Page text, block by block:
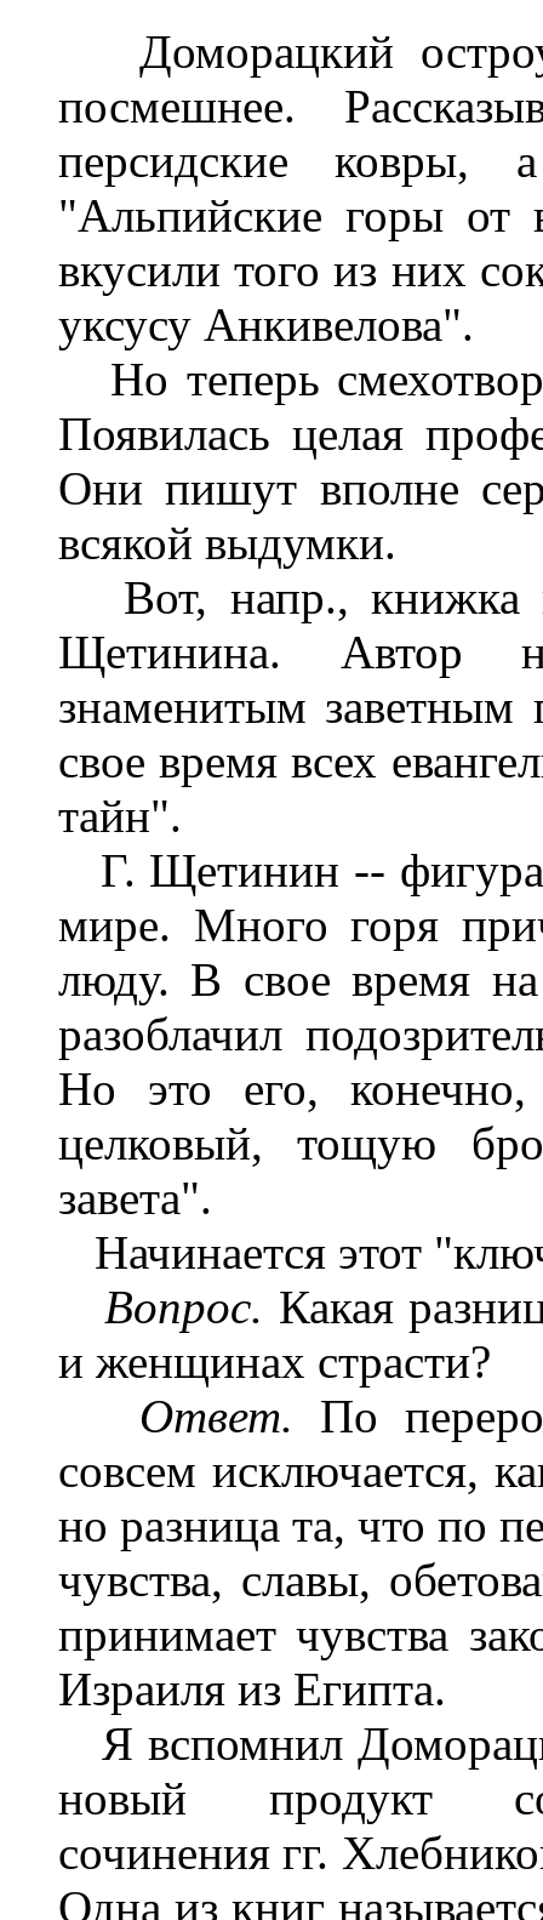
Доморацкий
посмешнее.
персидские
"Альпийские горы от
вкусили того из них
уксусу Анкивелова".
Но теперь
Появилась целая
Они пишут вполне
всякой выдумки.
Вот, напр., книжка
Щетинина. Автор
знаменитым заветным
свое время всех
тайн".
Г. Щетинин -- фигура
мире. Много горя
люду. В свое время
разоблачил
Но это его,
целковый, тощую
завета".
Начинается этот
Вопрос. Какая
и женщинах страсти?
Ответ. По
совсем исключается,
но разница та, что по
чувства, славы,
принимает чувства
Израиля из Египта.
Я вспомнил
новый продукт
сочинения гг.
Одна из книг